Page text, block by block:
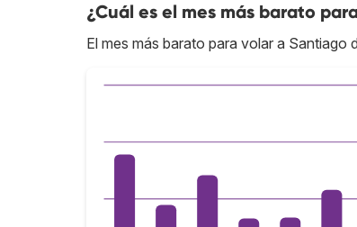
¿Cuál es el mes más barato
El mes más barato para volar a Santiago